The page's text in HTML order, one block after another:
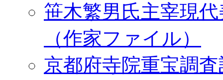
笹木繁男氏主宰現
（作家ファイル）
京都府寺院重宝調